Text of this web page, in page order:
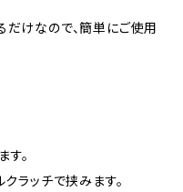
だけなので、簡単にご使用
。
ラッチで挟みます。